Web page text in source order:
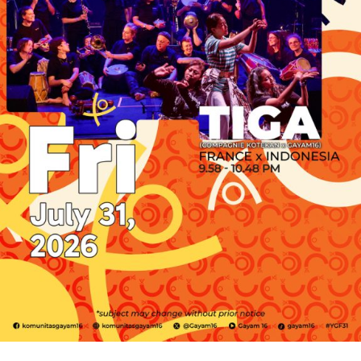
RELATED TOPICS: EVENTS PERBANKAN
UP NEXT
Risiko Jadi “Vassal State”? Ekonom UGM Warning soal
Bahaya ART Indonesia-Amerika
DON'T MISS
Coway Perkuat Komitmen Keberlanjutan, Hadirkan
Water Station di Masjid dan Stasiun Jelang Lebaran